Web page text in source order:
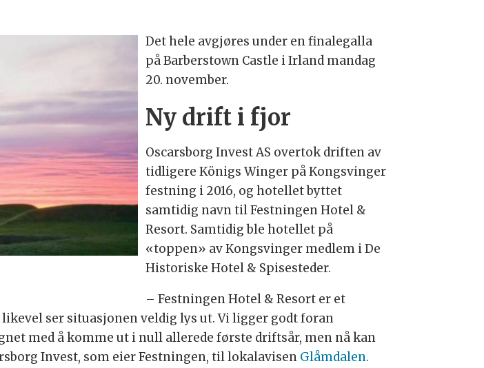
Det hele avgjøres under en finalegalla
på Barberstown Castle i Irland mandag
20. november.
Ny drift i fjor
Oscarsborg Invest AS overtok driften av
tidligere Königs Winger på Kongsvinger
festning i 2016, og hotellet byttet
samtidig navn til Festningen Hotel &
Resort. Samtidig ble hotellet på
«toppen» av Kongsvinger medlem i De
Historiske Hotel & Spisesteder.
– Festningen Hotel & Resort er et
ser situasjonen veldig lys ut. Vi ligger godt foran
med å komme ut i null allerede første driftsår, men nå kan
Invest, som eier Festningen, til lokalavisen Glåmdalen.